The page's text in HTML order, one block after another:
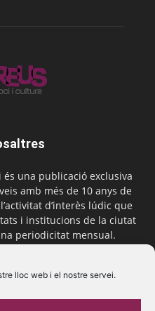
lloc web i el nostre servei.
és una publicació exclusiva
amb més de 10 anys de
d’interès lúdic que
i institucions de la ciutat
periodicitat mensual.